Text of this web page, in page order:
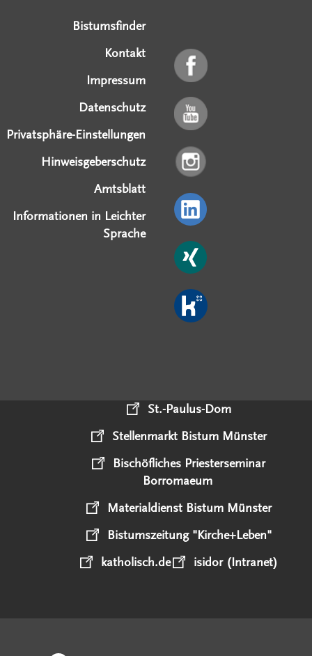
Bistumsfinder
Kontakt
Impressum
Datenschutz
Privatsphäre-Einstellungen
Hinweisgeberschutz
Amtsblatt
Informationen in Leichter
Sprache
St.-Paulus-Dom
Stellenmarkt Bistum Münster
Bischöfliches Priesterseminar
Borromaeum
Materialdienst Bistum Münster
Bistumszeitung "Kirche+Leben"
katholisch.de
isidor (Intranet)